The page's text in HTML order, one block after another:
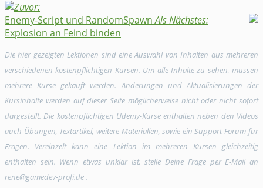
Zuvor:
Enemy-Script und RandomSpawn Als Nächstes:
Explosion an Feind binden
Die hier gezeigten Lektionen sind eine Auswahl von Inhalten aus mehreren
verschiedenen kostenpflichtigen Kursen. Um alle Inhalte zu sehen, müssen
mehrere Kurse gekauft werden. Änderungen und Aktualisierungen der
Kursinhalte werden auf dieser Seite möglicherweise nicht oder nicht sofort
dargestellt. Die kostenpflichtigen Udemy-Kurse enthalten neben den Videos
auch Übungen, Textartikel, weitere Materialien, sowie ein Support-Forum für
Fragen. Vereinzelt kann eine Lektion im mehreren Kursen gleichzeitig
enthalten sein. Wenn etwas unklar ist, stelle Deine Frage per E-Mail an
rene@gamedev-profi.de .